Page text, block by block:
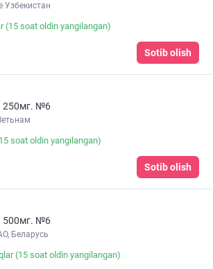
Узбекистан
(15 soat oldin yangilangan)
Sotib olish
250мг. №6
soat oldin yangilangan)
Sotib olish
500мг. №6
Беларусь
(15 soat oldin yangilangan)